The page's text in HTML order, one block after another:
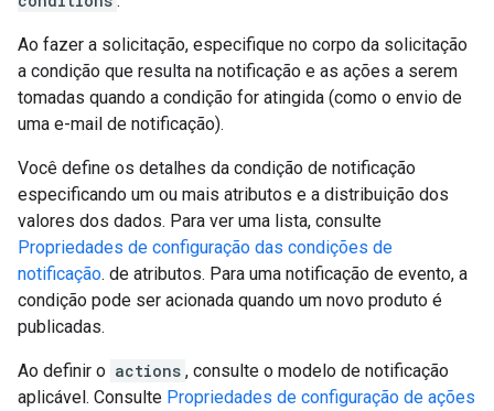
Ao fazer a solicitação, especifique no corpo da solicitação
a condição que resulta na notificação e as ações a serem
tomadas quando a condição for atingida (como o envio de
uma e-mail de notificação).
Você define os detalhes da condição de notificação
especificando um ou mais atributos e a distribuição dos
valores dos dados. Para ver uma lista, consulte
Propriedades de configuração das condições de
notificação. de atributos. Para uma notificação de evento, a
condição pode ser acionada quando um novo produto é
publicadas.
Ao definir o actions , consulte o modelo de notificação
aplicável. Consulte Propriedades de configuração de ações